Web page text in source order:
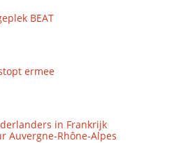
BEAT
ermee
in Frankrijk
Auvergne-Rhône-Alpes